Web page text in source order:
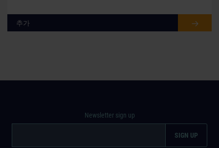
추가
Newsletter sign up